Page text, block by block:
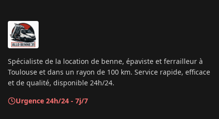
Spécialiste de la location de benne, épaviste et ferrailleur à
Toulouse et dans un rayon de 100 km. Service rapide, efficace
et de qualité, disponible 24h/24.
Urgence 24h/24 - 7j/7